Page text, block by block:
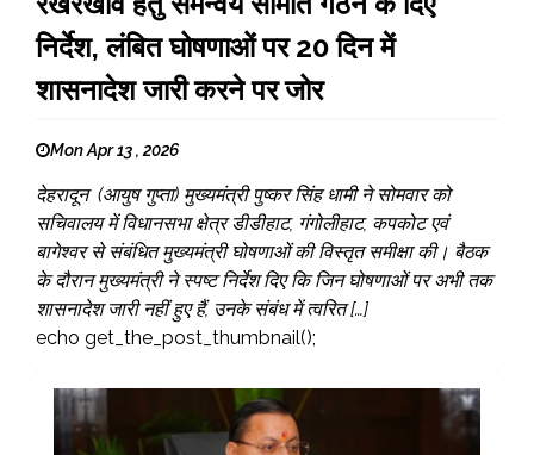
निर्देश, लंबित घोषणाओं पर 20 दिन में
शासनादेश जारी करने पर जोर
Mon Apr 13 , 2026
देहरादून (आयुष गुप्ता) मुख्यमंत्री पुष्कर सिंह धामी ने सोमवार को
सचिवालय में विधानसभा क्षेत्र डीडीहाट, गंगोलीहाट, कपकोट एवं
बागेश्वर से संबंधित मुख्यमंत्री घोषणाओं की विस्तृत समीक्षा की। बैठक
के दौरान मुख्यमंत्री ने स्पष्ट निर्देश दिए कि जिन घोषणाओं पर अभी तक
शासनादेश जारी नहीं हुए हैं, उनके संबंध में त्वरित […]
echo get_the_post_thumbnail();